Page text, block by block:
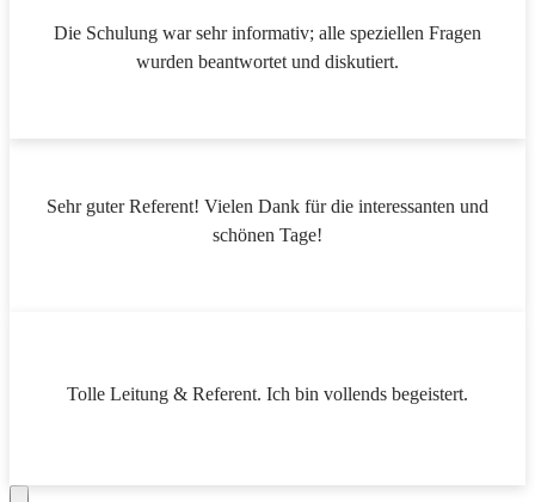
Die Schulung war sehr informativ; alle speziellen Fragen
wurden beantwortet und diskutiert.
Sehr guter Referent! Vielen Dank für die interessanten und
schönen Tage!
Tolle Leitung & Referent. Ich bin vollends begeistert.